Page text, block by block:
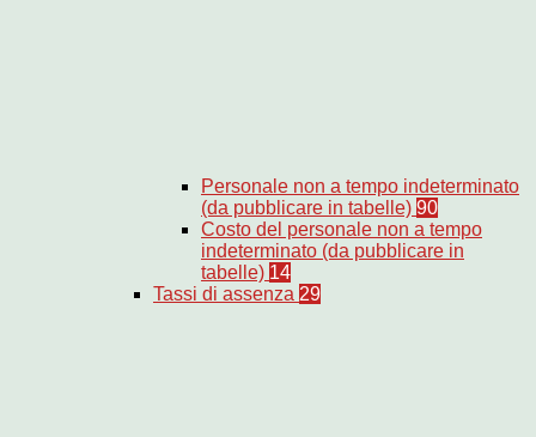
Personale non a tempo indeterminato
(da pubblicare in tabelle) 90
Costo del personale non a tempo
indeterminato (da pubblicare in
tabelle) 14
Tassi di assenza 29